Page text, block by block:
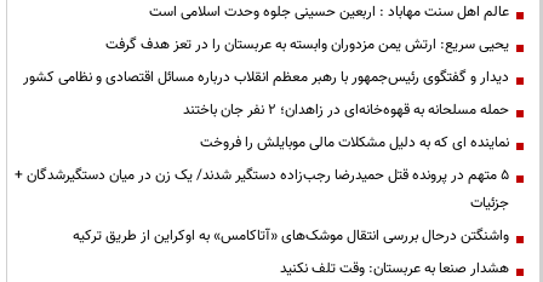
عالم اهل سنت مهاباد : اربعین حسینی جلوه وحدت اسلامی است
یحیی سریع: ارتش یمن مزدوران وابسته به عربستان را در تعز هدف گرفت
دیدار و گفتگوی رئیس‌جمهور با رهبر معظم انقلاب درباره مسائل اقتصادی و نظامی کشور
حمله مسلحانه به قهوه‌خانه‌ای در زاهدان؛ ۲ نفر جان باختند
نماینده ای که به دلیل مشکلات مالی موبایلش را فروخت
۵ متهم در پرونده قتل حمیدرضا رجب‌زاده دستگیر شدند/ یک زن در میان دستگیرشدگان +
جزئیات
واشنگتن درحال بررسی انتقال موشک‌های «آتاکامس» به اوکراین از طریق ترکیه
هشدار صنعا به عربستان: وقت تلف نکنید